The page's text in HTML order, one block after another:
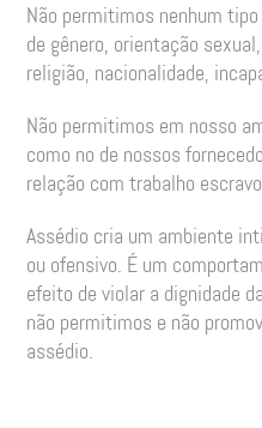
Não permitimos nenhum
de gênero, orientação
religião, nacionalidade,
Não permitimos em nosso
como no de nossos
relação com trabalho
Assédio cria um ambiente
ou ofensivo. É um
efeito de violar a dignidade
não permitimos e não
assédio.